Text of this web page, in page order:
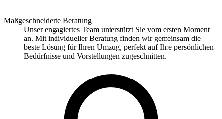
Maßgeschneiderte Beratung
Unser engagiertes Team unterstützt Sie vom ersten Moment
an. Mit individueller Beratung finden wir gemeinsam die
beste Lösung für Ihren Umzug, perfekt auf Ihre persönlichen
Bedürfnisse und Vorstellungen zugeschnitten.